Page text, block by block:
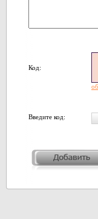
Код:
Введите код: